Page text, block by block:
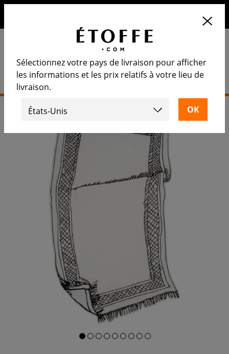
Sélectionnez votre pays de livraison pour afficher
les informations et les prix relatifs à votre lieu de
livraison.